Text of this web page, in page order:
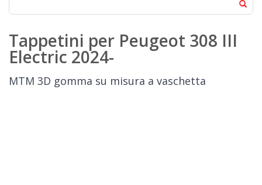
Tappetini per Peugeot 308 III
Electric 2024-
MTM 3D gomma su misura a vaschetta